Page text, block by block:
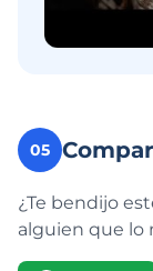
05
¿Te bendijo
alguien que lo